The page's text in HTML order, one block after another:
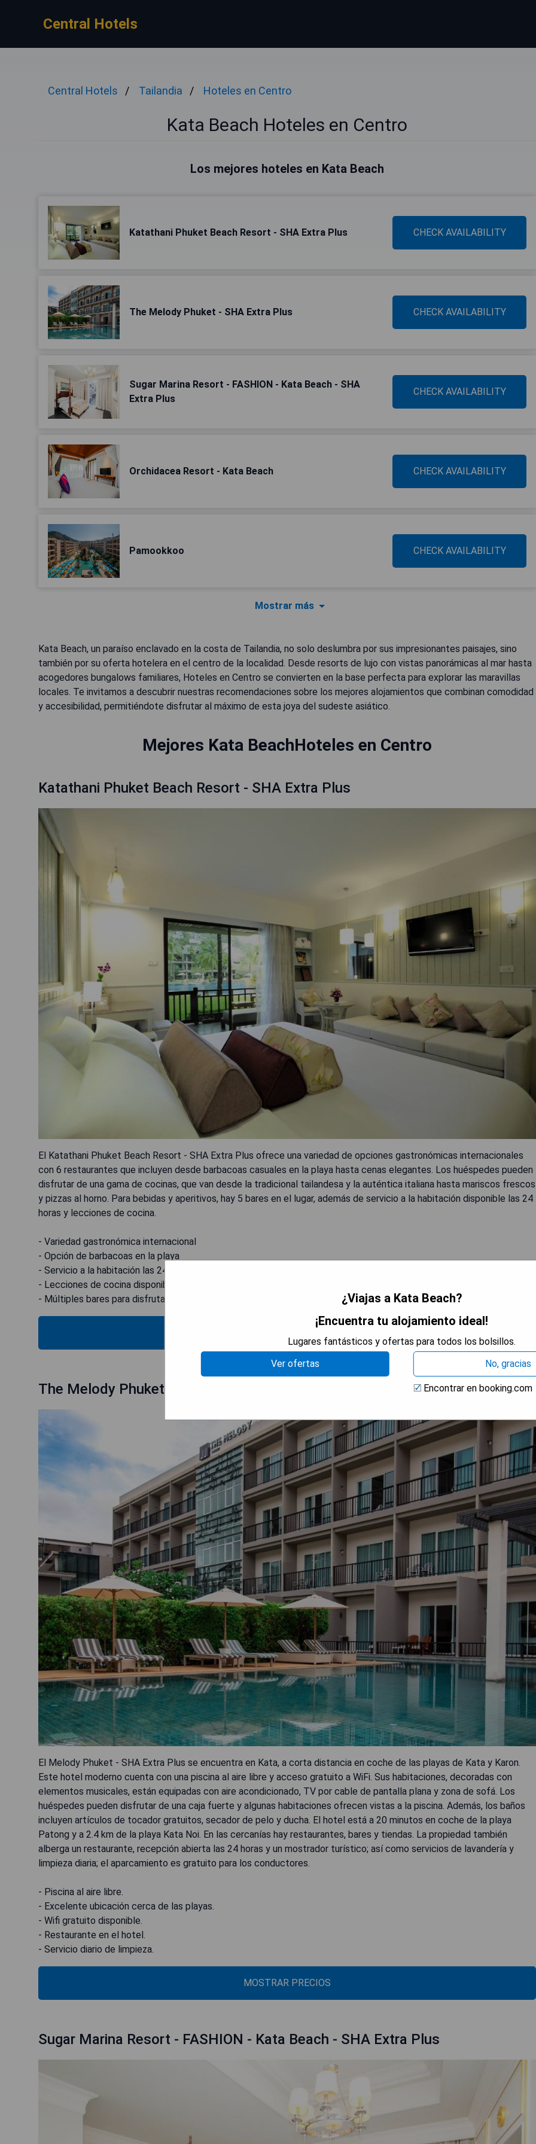
Central Hotels
Central Hotels Tailandia Hoteles en Centro
Kata Beach Hoteles en Centro
Los mejores hoteles en Kata Beach
Katathani Phuket Beach Resort - SHA Extra Plus CHECK AVAILABILITY
The Melody Phuket - SHA Extra Plus CHECK AVAILABILITY
Sugar Marina Resort - FASHION - Kata Beach - SHA
Extra Plus
CHECK AVAILABILITY
Orchidacea Resort - Kata Beach CHECK AVAILABILITY
Pamookkoo CHECK AVAILABILITY
Mostrar más
Kata Beach, un paraíso enclavado en la costa de Tailandia, no solo deslumbra por sus impresionantes paisajes, sino
también por su oferta hotelera en el centro de la localidad. Desde resorts de lujo con vistas panorámicas al mar hasta
acogedores bungalows familiares, Hoteles en Centro se convierten en la base perfecta para explorar las maravillas
locales. Te invitamos a descubrir nuestras recomendaciones sobre los mejores alojamientos que combinan comodidad
y accesibilidad, permitiéndote disfrutar al máximo de esta joya del sudeste asiático.
Mejores Kata BeachHoteles en Centro
Katathani Phuket Beach Resort - SHA Extra Plus
El Katathani Phuket Beach Resort - SHA Extra Plus ofrece una variedad de opciones gastronómicas internacionales
con 6 restaurantes que incluyen desde barbacoas casuales en la playa hasta cenas elegantes. Los huéspedes pueden
disfrutar de una gama de cocinas, que van desde la tradicional tailandesa y la auténtica italiana hasta mariscos frescos
y pizzas al horno. Para bebidas y aperitivos, hay 5 bares en el lugar, además de servicio a la habitación disponible las 24
horas y lecciones de cocina.
- Variedad gastronómica internacional
- Opción de barbacoas en la playa
- Servicio a la habitación las 24 horas
- Lecciones de cocina disponibles
- Múltiples bares para disfrutar bebidas
The Melody Phuket - SHA Extra Plus
El Melody Phuket - SHA Extra Plus se encuentra en Kata, a corta distancia en coche de las playas de Kata y Karon.
Este hotel moderno cuenta con una piscina al aire libre y acceso gratuito a WiFi. Sus habitaciones, decoradas con
elementos musicales, están equipadas con aire acondicionado, TV por cable de pantalla plana y zona de sofá. Los
huéspedes pueden disfrutar de una caja fuerte y algunas habitaciones ofrecen vistas a la piscina. Además, los baños
incluyen artículos de tocador gratuitos, secador de pelo y ducha. El hotel está a 20 minutos en coche de la playa
Patong y a 2.4 km de la playa Kata Noi. En las cercanías hay restaurantes, bares y tiendas. La propiedad también
alberga un restaurante, recepción abierta las 24 horas y un mostrador turístico; así como servicios de lavandería y
limpieza diaria; el aparcamiento es gratuito para los conductores.
- Piscina al aire libre.
- Excelente ubicación cerca de las playas.
- Wifi gratuito disponible.
- Restaurante en el hotel.
- Servicio diario de limpieza.
MOSTRAR PRECIOS
Sugar Marina Resort - FASHION - Kata Beach - SHA Extra Plus
¿Viajas a Kata Beach?
¡Encuentra tu alojamiento ideal!
Lugares fantásticos y ofertas para todos los bolsillos.
Ver ofertas
No, gracias
Encontrar en booking.com